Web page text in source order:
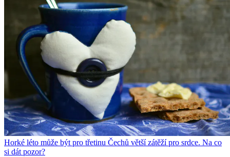
Horké léto může být pro třetinu Čechů větší zátěží pro srdce. Na co
si dát pozor?